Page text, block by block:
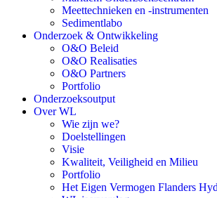
Meettechnieken en -instrumenten
Sedimentlabo
Onderzoek & Ontwikkeling
O&O Beleid
O&O Realisaties
O&O Partners
Portfolio
Onderzoeksoutput
Over WL
Wie zijn we?
Doelstellingen
Visie
Kwaliteit, Veiligheid en Milieu
Portfolio
Het Eigen Vermogen Flanders